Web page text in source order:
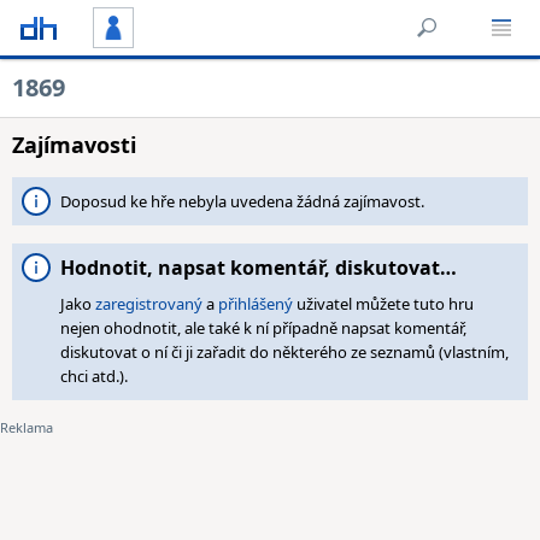
1869
Zajímavosti
Doposud ke hře nebyla uvedena žádná zajímavost.
Hodnotit, napsat komentář, diskutovat…
Jakozaregistrovanýa přihlášený uživatel můžete tuto hru
nejen ohodnotit, ale také k ní případně napsat komentář,
diskutovat o ní či ji zařadit do některého ze seznamů (vlastním,
chci atd.).